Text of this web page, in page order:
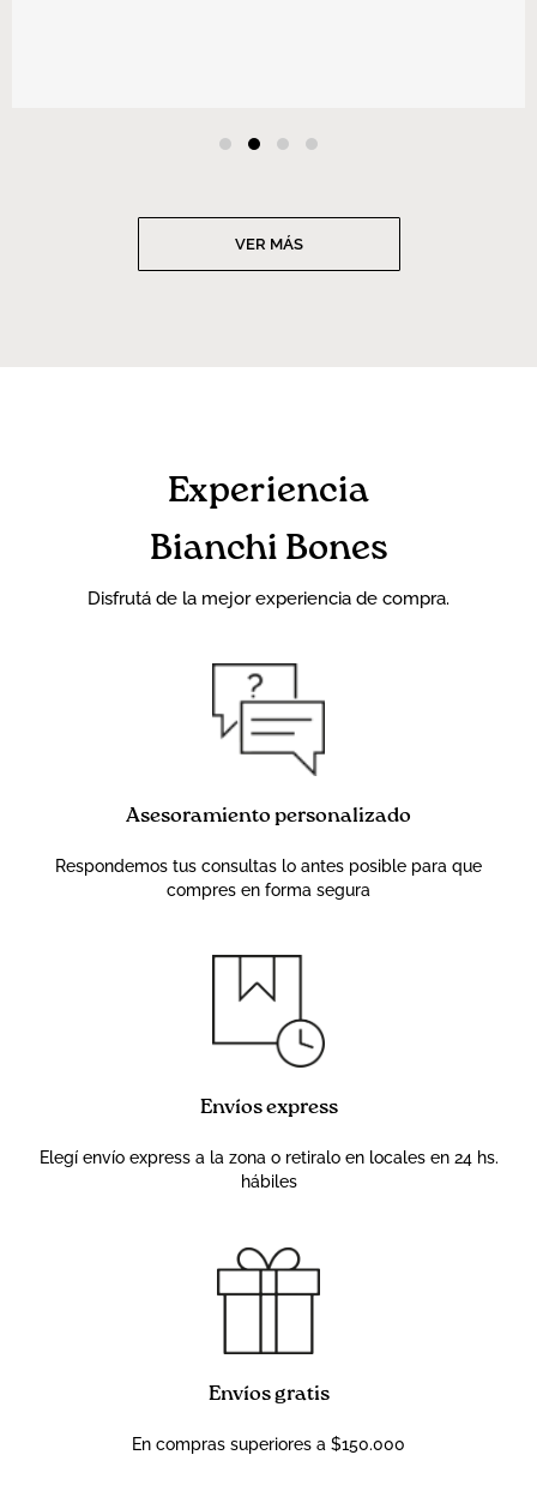
VER MÁS
Experiencia
Bianchi Bones
Disfrutá de la mejor experiencia de compra.
Asesoramiento personalizado
Respondemos tus consultas lo antes posible para que
compres en forma segura
Envíos express
Elegí envío express a la zona o retiralo en locales en 24 hs.
hábiles
Envíos gratis
En compras superiores a $150.000